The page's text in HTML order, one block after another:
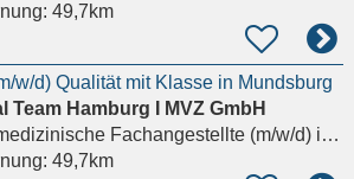
49,7km
w/d) Qualität mit Klasse in Mundsburg
Team Hamburg I MVZ GmbH
Fachangestellte (m/w/d)in Hamburg, Wandsbek
49,7km